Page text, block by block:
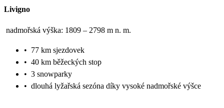
Livigno
nadmořská výška: 1809 – 2798 m n. m.
• 77 km sjezdovek
• 40 km běžeckých stop
• 3 snowparky
• dlouhá lyžařská sezóna díky vysoké nadmořské výšce